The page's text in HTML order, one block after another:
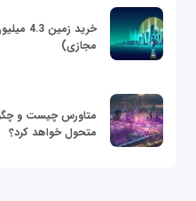
خرید
مجازی)
متاورس چیست و
متحول خواهد کرد؟